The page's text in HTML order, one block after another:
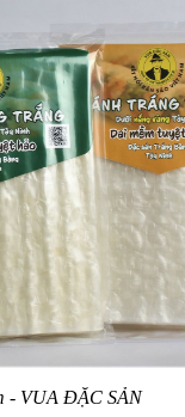
- VUA ĐẶC SẢN